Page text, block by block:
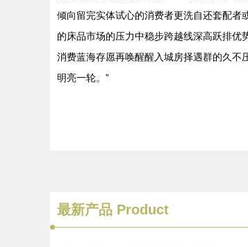
倾向留完实体试心的消费者更洗自还套配者
的床品市场的压力中稳步跨越线深高跃排
消费蓝海存愿再唤醒醒入城房择遇群的久不
明亮一轮。”
最新产品 Product